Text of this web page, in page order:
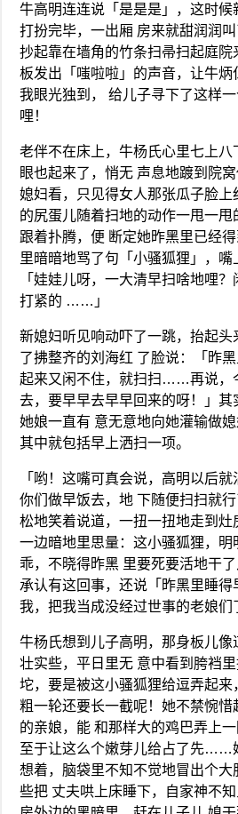
牛高明连连说「是是是」，这时
打扮完毕，一出厢 房来就甜润润
抄起靠在墙角的竹条扫帚扫起庭院
板发出「嗤啦啦」的声音，让牛炳
我眼光独到， 给儿子寻下了这样
哩！
老伴不在床上，牛杨氏心里七上八
眼也起来了，悄无 声息地踱到院
媳妇看，只见得女人那张瓜子脸上
的尻蛋儿随着扫地的动作一甩一
跟着扑腾，便 断定她昨黑里已经
里暗暗地骂了句「小骚狐狸」，嘴
「娃娃儿呀，一大清早扫啥地哩
打紧的 ……」
新媳妇听见响动吓了一跳，抬起头
了拂整齐的刘海红 了脸说：「昨
起来又闲不住，就扫扫……再说，
去，要早早去早早回来的呀！」其
她娘一直有 意无意地向她灌输做媳
其中就包括早上洒扫一项。
「哟！这嘴可真会说，高明以后
你们做早饭去，地 下随便扫扫就
松地笑着说道，一扭一扭地走到灶
一边暗地里思量：这小骚狐狸，明
乖，不晓得昨黑 里要死要活地干
承认有这回事，还说「昨黑里睡得
我，把我当成没经过世事的老娘们
牛杨氏想到儿子高明，那身板儿
壮实些，平日里无 意中看到胯裆
坨，要是被这小骚狐狸给逗弄起来
粗一轮还要长一截呢！她不禁惋惜
的亲娘，能 和那样大的鸡巴弄上
至于让这么个嫩芽儿给占了先……
想着，脑袋里不知不觉地冒出个
些把 丈夫哄上床睡下，自家神不